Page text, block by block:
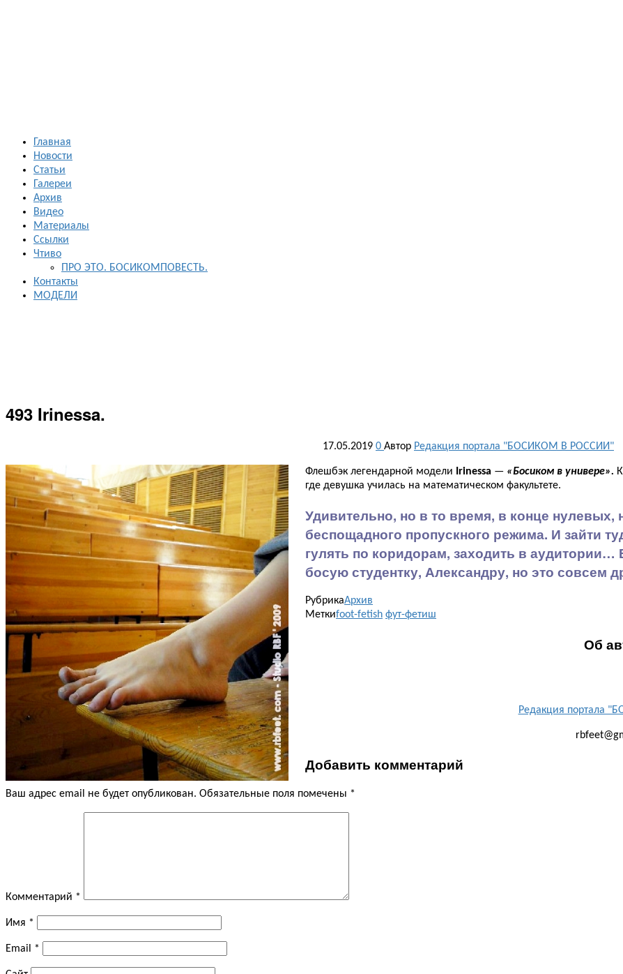
Главная
Новости
Статьи
Галереи
Архив
Видео
Материалы
Ссылки
Чтиво
ПРО ЭТО. БОСИКОМПОВЕСТЬ.
Контакты
МОДЕЛИ
493 Irinessa.
17.05.2019 0 Автор Редакция портала "БОСИКОМ В РОССИИ"
Флешбэк легендарной модели Irinessa — «Босиком в универе».
где девушка училась на математическом факультете.
Удивительно, но в то время, в конце
беспощадного пропускного режима. И зайти
гулять по коридорам, заходить в
босую студентку, Александру, но это совсем
РубрикаАрхив
Меткиfoot-fetish фут-фетиш
Об
Редакция портала
Добавить комментарий
Ваш адрес email не будет опубликован. Обязательные поля помечены *
Комментарий *
Имя *
Email *